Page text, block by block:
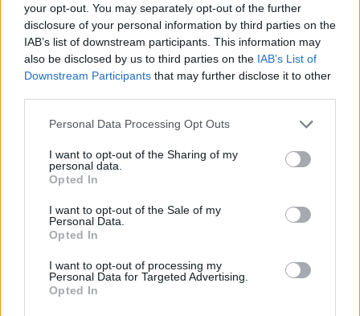
your opt-out. You may separately opt-out of the further
disclosure of your personal information by third parties on the
IAB’s list of downstream participants. This information may
also be disclosed by us to third parties on the IAB’s List of
Downstream Participants that may further disclose it to other
Please note that this website/app uses one or more Google
not limited to your visit or usage behaviour. You may click to
grant or deny consent to Google and its third-party tags to
use your data for below specified purposes in below Google
consent section.
Personal Data Processing Opt Outs
I want to opt-out of the Sharing of my
personal data.
Opted In
I want to opt-out of the Sale of my
Personal Data.
Opted In
I want to opt-out of processing my
Personal Data for Targeted Advertising.
Opted In
Több mint 370 korábbi lapszámunk
tartalma
Rubicon Online rovatok cikkei
Kedvenc cikkek elmentése, könyvjelzők
Az első hónap csak 200 Ft-ba kerül. Próbálja
ki!
Már előfizetőnk?